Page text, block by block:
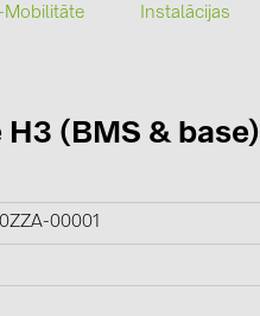
Mobilitāte Instalācijas
(BMS & base)
00001